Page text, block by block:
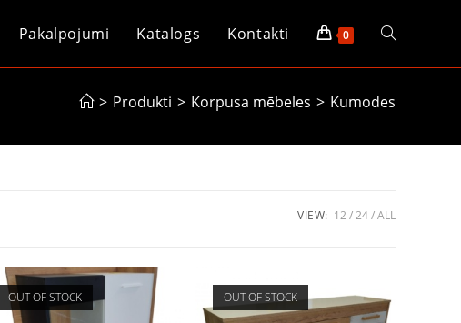
Pakalpojumi Katalogs Kontakti 0 Toggle
website
> Produkti > Korpusa mēbeles > Kumodes
VIEW: 12 24 ALL
OUT OF STOCK OUT OF STOCK